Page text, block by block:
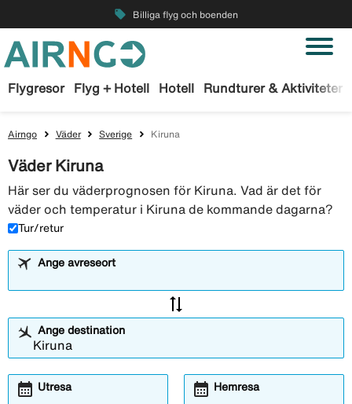
local_offer Billiga flyg och boenden
Flygresor Flyg + Hotell Hotell Rundturer & Aktiviteter
Airngo Väder Sverige Kiruna
Väder Kiruna
Här ser du väderprognosen för Kiruna. Vad är det för
väder och temperatur i Kiruna de kommande dagarna?
Tur/retur
Ange avreseort
sync_alt
Ange destination
Utresa
calendar_month Hemresa
calendar_month